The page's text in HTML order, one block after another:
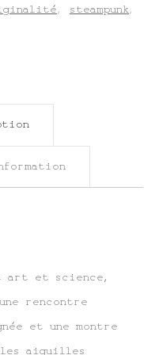
, steampunk ,
art et science,
rencontre
et une montre
les aiguilles